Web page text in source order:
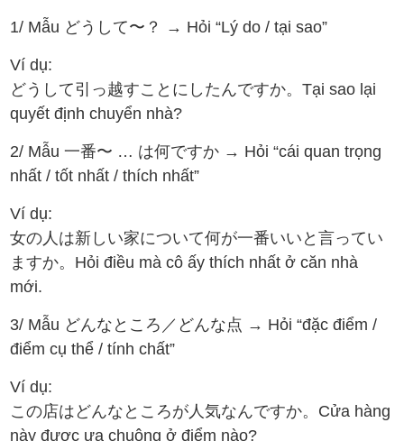
1/ Mẫu どうして〜？ → Hỏi “Lý do / tại sao”
Ví dụ:
どうして引っ越すことにしたんですか。Tại sao lại
quyết định chuyển nhà?
2/ Mẫu 一番〜 … は何ですか → Hỏi “cái quan trọng
nhất / tốt nhất / thích nhất”
Ví dụ:
女の人は新しい家について何が一番いいと言ってい
ますか。Hỏi điều mà cô ấy thích nhất ở căn nhà
mới.
3/ Mẫu どんなところ／どんな点 → Hỏi “đặc điểm /
điểm cụ thể / tính chất”
Ví dụ:
この店はどんなところが人気なんですか。Cửa hàng
này được ưa chuộng ở điểm nào?